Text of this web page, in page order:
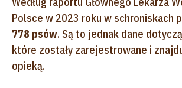
Polsce w 2023 roku w schroniskach
778 psów. Są to jednak dane
które zostały zarejestrowane i
opieką.